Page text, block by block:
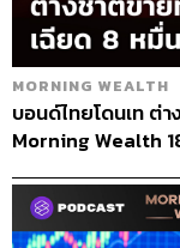
MORNING WEALTH
บอนด์ไทยโดนเท ต่
Morning Wealth